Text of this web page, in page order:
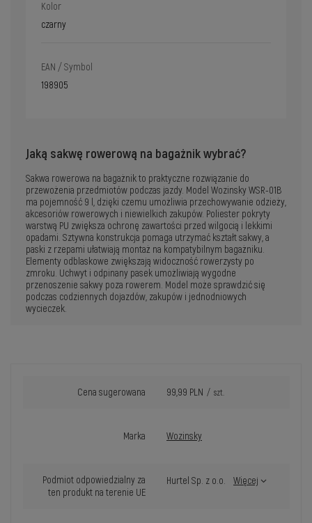
Kolor
czarny
EAN / Symbol
198905
Jaką sakwę rowerową na bagażnik wybrać?
Sakwa rowerowa na bagażnik to praktyczne rozwiązanie do
przewożenia przedmiotów podczas jazdy. Model Wozinsky WSR-01B
ma pojemność 9 l, dzięki czemu umożliwia przechowywanie odzieży,
akcesoriów rowerowych i niewielkich zakupów. Poliester pokryty
warstwą PU zwiększa ochronę zawartości przed wilgocią i lekkimi
opadami. Sztywna konstrukcja pomaga utrzymać kształt sakwy, a
paski z rzepami ułatwiają montaż na kompatybilnym bagażniku.
Elementy odblaskowe zwiększają widoczność rowerzysty po
zmroku. Uchwyt i odpinany pasek umożliwiają wygodne
przenoszenie sakwy poza rowerem. Model może sprawdzić się
podczas codziennych dojazdów, zakupów i jednodniowych
wycieczek.
Cena sugerowana 99,99 PLN / szt.
Marka Wozinsky
Podmiot odpowiedzialny za
ten produkt na terenie UE
Hurtel Sp. z o.o. Więcej